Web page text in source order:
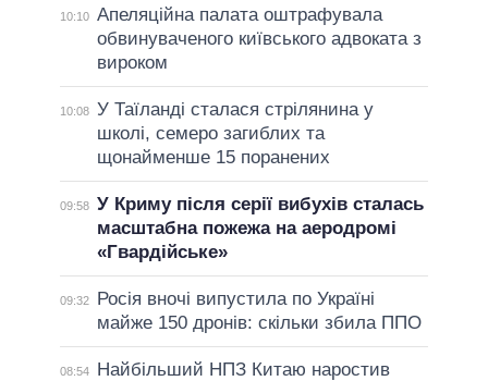
10:10 Апеляційна палата оштрафувала
обвинуваченого київського адвоката з
вироком
10:08 У Таїланді сталася стрілянина у
школі, семеро загиблих та
щонайменше 15 поранених
09:58 У Криму після серії вибухів сталась
масштабна пожежа на аеродромі
«Гвардійське»
09:32
Росія вночі випустила по Україні
майже 150 дронів: скільки збила ППО
08:54
Найбільший НПЗ Китаю наростив